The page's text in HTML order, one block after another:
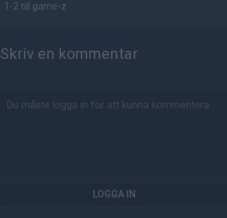
1-2 till game-z
Skriv en kommentar
LOGGA IN